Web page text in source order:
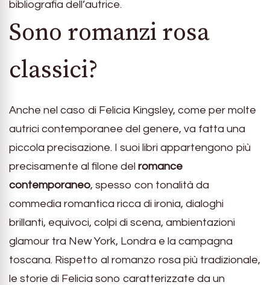
bibliografia dell’autrice.
Sono romanzi rosa
classici?
Anche nel caso di Felicia Kingsley, come per molte
autrici contemporanee del genere, va fatta una
piccola precisazione. I suoi libri appartengono più
precisamente al filone del romance
contemporaneo, spesso con tonalità da
commedia romantica ricca di ironia, dialoghi
brillanti, equivoci, colpi di scena, ambientazioni
glamour tra New York, Londra e la campagna
toscana. Rispetto al romanzo rosa più tradizionale,
le storie di Felicia sono caratterizzate da un